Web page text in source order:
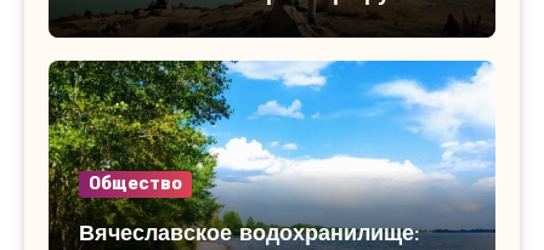
достопримечательности
Общество
Вячеславское водохранилище: